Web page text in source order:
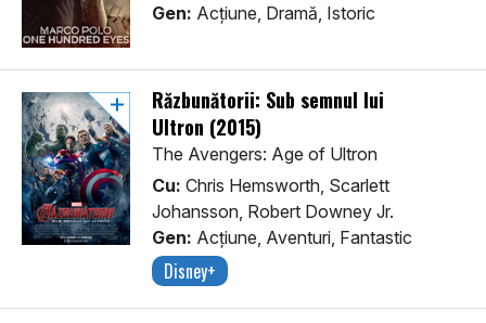
Gen: Acţiune, Dramă, Istoric
Răzbunătorii: Sub semnul lui
Ultron (2015)
The Avengers: Age of Ultron
Cu: Chris Hemsworth, Scarlett
Johansson, Robert Downey Jr.
Gen: Acţiune, Aventuri, Fantastic
Disney+